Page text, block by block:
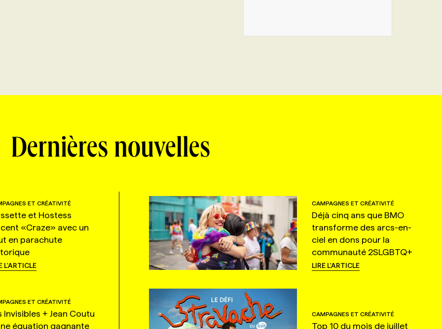
Dernières nouvelles
ET CRÉATIVITÉ
et Hostess
«Craze» avec un
en parachute
L'ARTICLE
CAMPAGNES ET CRÉATIVITÉ
Déjà cinq ans que BMO
transforme des arcs-en-
ciel en dons pour la
communauté 2SLGBTQ+
LIRE L'ARTICLE
ET CRÉATIVITÉ
Invisibles + Jean Coutu
équation gagnante
CAMPAGNES ET CRÉATIVITÉ
Top 10 du mois de juillet